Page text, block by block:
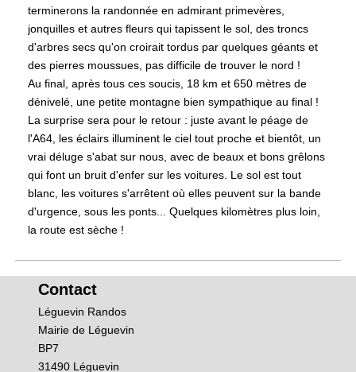
terminerons la randonnée en admirant primevères,
jonquilles et autres fleurs qui tapissent le sol, des troncs
d'arbres secs qu'on croirait tordus par quelques géants et
des pierres moussues, pas difficile de trouver le nord !
Au final, après tous ces soucis, 18 km et 650 mètres de
dénivelé, une petite montagne bien sympathique au final !
La surprise sera pour le retour : juste avant le péage de
l'A64, les éclairs illuminent le ciel tout proche et bientôt, un
vrai déluge s'abat sur nous, avec de beaux et bons grêlons
qui font un bruit d'enfer sur les voitures. Le sol est tout
blanc, les voitures s'arrêtent où elles peuvent sur la bande
d'urgence, sous les ponts... Quelques kilomètres plus loin,
la route est sèche !
Contact
Léguevin Randos
Mairie de Léguevin
BP7
31490 Léguevin